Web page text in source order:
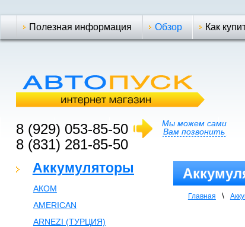
Полезная информация Обзор Как
8 (929) 053-85-50
8 (831) 281-85-50
Мы можем сами
Вам позвонить
Аккумуляторы
АКОМ
AMERICAN
ARNEZI (ТУРЦИЯ)
Главная \